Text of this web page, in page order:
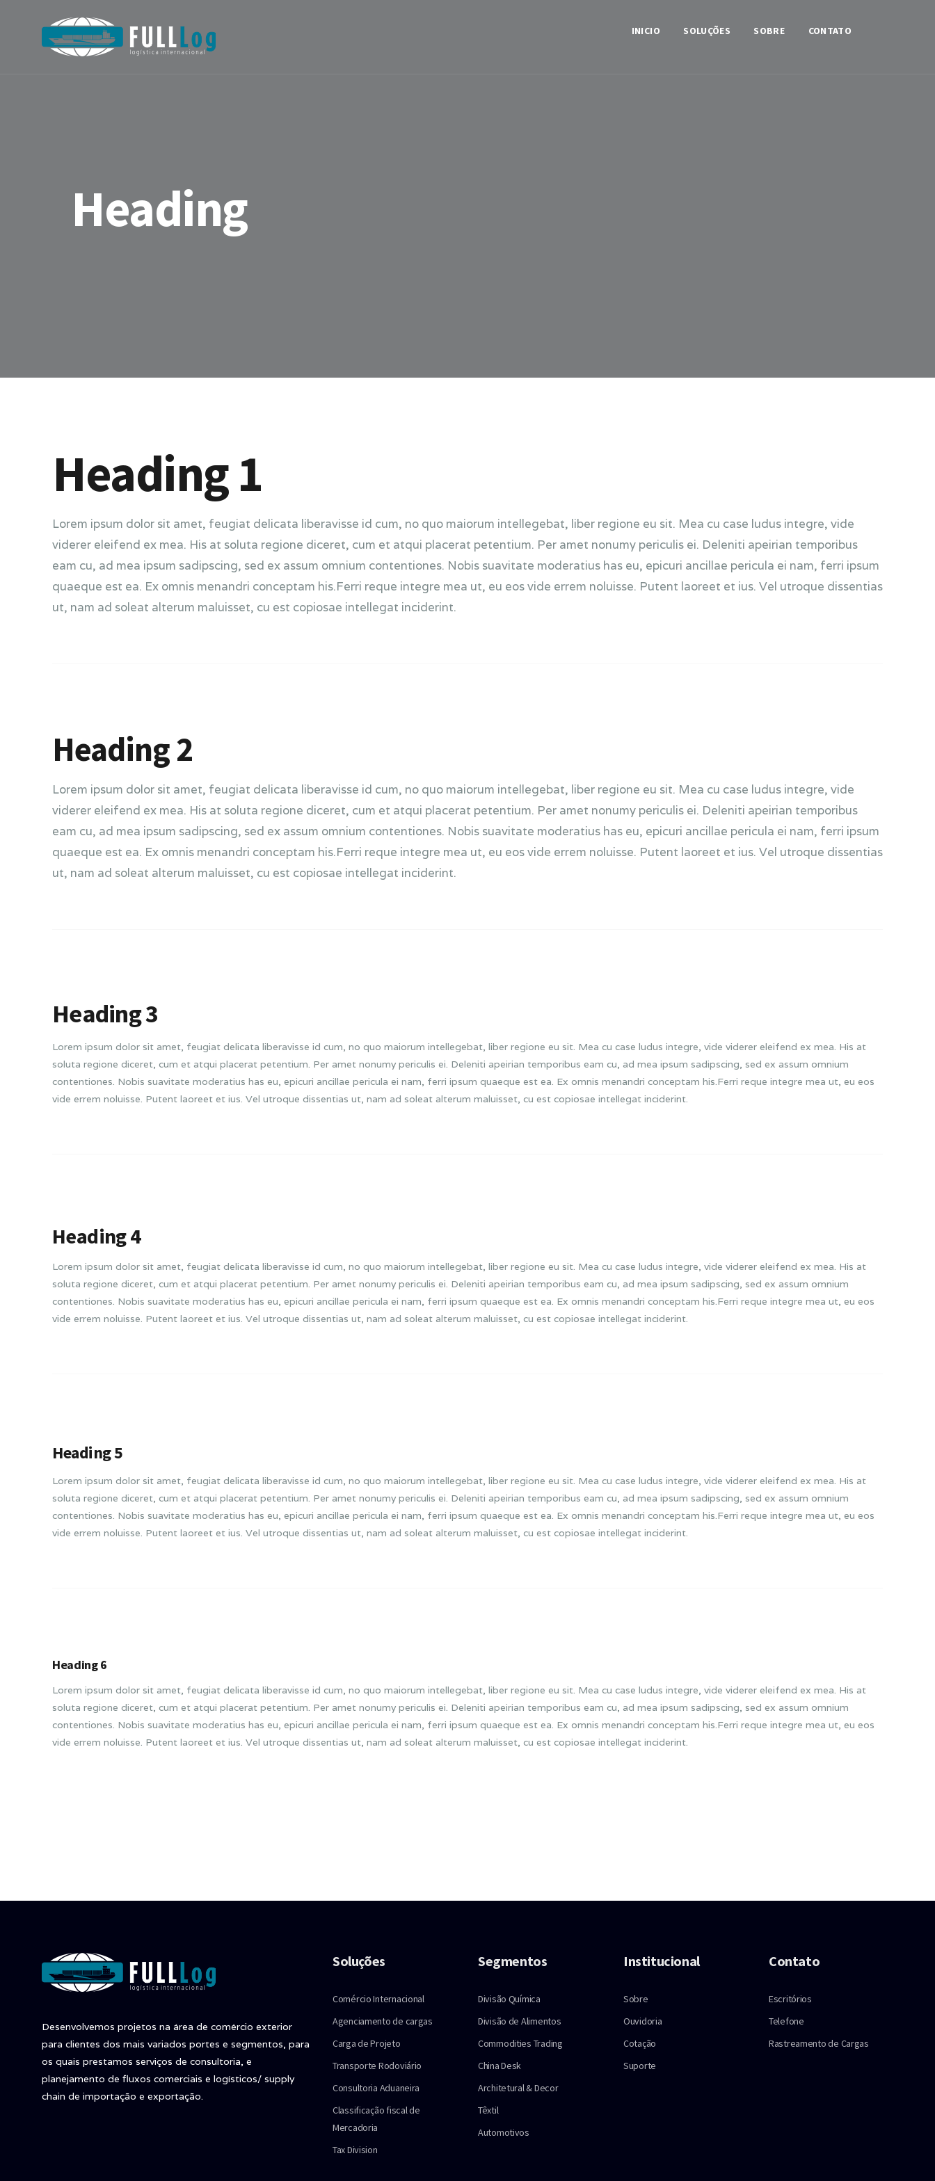
INICIO SOLUÇÕES SOBRE CONTATO
Heading
Heading 1
Lorem ipsum dolor sit amet, feugiat delicata liberavisse id cum, no quo maiorum intellegebat, liber regione eu sit. Mea cu case ludus integre, vide
viderer eleifend ex mea. His at soluta regione diceret, cum et atqui placerat petentium. Per amet nonumy periculis ei. Deleniti apeirian temporibus
eam cu, ad mea ipsum sadipscing, sed ex assum omnium contentiones. Nobis suavitate moderatius has eu, epicuri ancillae pericula ei nam, ferri ipsum
quaeque est ea. Ex omnis menandri conceptam his.Ferri reque integre mea ut, eu eos vide errem noluisse. Putent laoreet et ius. Vel utroque dissentias
ut, nam ad soleat alterum maluisset, cu est copiosae intellegat inciderint.
Heading 2
Lorem ipsum dolor sit amet, feugiat delicata liberavisse id cum, no quo maiorum intellegebat, liber regione eu sit. Mea cu case ludus integre, vide
viderer eleifend ex mea. His at soluta regione diceret, cum et atqui placerat petentium. Per amet nonumy periculis ei. Deleniti apeirian temporibus
eam cu, ad mea ipsum sadipscing, sed ex assum omnium contentiones. Nobis suavitate moderatius has eu, epicuri ancillae pericula ei nam, ferri ipsum
quaeque est ea. Ex omnis menandri conceptam his.Ferri reque integre mea ut, eu eos vide errem noluisse. Putent laoreet et ius. Vel utroque dissentias
ut, nam ad soleat alterum maluisset, cu est copiosae intellegat inciderint.
Heading 3
Lorem ipsum dolor sit amet, feugiat delicata liberavisse id cum, no quo maiorum intellegebat, liber regione eu sit. Mea cu case ludus integre, vide viderer eleifend ex mea. His at
soluta regione diceret, cum et atqui placerat petentium. Per amet nonumy periculis ei. Deleniti apeirian temporibus eam cu, ad mea ipsum sadipscing, sed ex assum omnium
contentiones. Nobis suavitate moderatius has eu, epicuri ancillae pericula ei nam, ferri ipsum quaeque est ea. Ex omnis menandri conceptam his.Ferri reque integre mea ut, eu eos
vide errem noluisse. Putent laoreet et ius. Vel utroque dissentias ut, nam ad soleat alterum maluisset, cu est copiosae intellegat inciderint.
Heading 4
Lorem ipsum dolor sit amet, feugiat delicata liberavisse id cum, no quo maiorum intellegebat, liber regione eu sit. Mea cu case ludus integre, vide viderer eleifend ex mea. His at
soluta regione diceret, cum et atqui placerat petentium. Per amet nonumy periculis ei. Deleniti apeirian temporibus eam cu, ad mea ipsum sadipscing, sed ex assum omnium
contentiones. Nobis suavitate moderatius has eu, epicuri ancillae pericula ei nam, ferri ipsum quaeque est ea. Ex omnis menandri conceptam his.Ferri reque integre mea ut, eu eos
vide errem noluisse. Putent laoreet et ius. Vel utroque dissentias ut, nam ad soleat alterum maluisset, cu est copiosae intellegat inciderint.
Heading 5
Lorem ipsum dolor sit amet, feugiat delicata liberavisse id cum, no quo maiorum intellegebat, liber regione eu sit. Mea cu case ludus integre, vide viderer eleifend ex mea. His at
soluta regione diceret, cum et atqui placerat petentium. Per amet nonumy periculis ei. Deleniti apeirian temporibus eam cu, ad mea ipsum sadipscing, sed ex assum omnium
contentiones. Nobis suavitate moderatius has eu, epicuri ancillae pericula ei nam, ferri ipsum quaeque est ea. Ex omnis menandri conceptam his.Ferri reque integre mea ut, eu eos
vide errem noluisse. Putent laoreet et ius. Vel utroque dissentias ut, nam ad soleat alterum maluisset, cu est copiosae intellegat inciderint.
Heading 6
Lorem ipsum dolor sit amet, feugiat delicata liberavisse id cum, no quo maiorum intellegebat, liber regione eu sit. Mea cu case ludus integre, vide viderer eleifend ex mea. His at
soluta regione diceret, cum et atqui placerat petentium. Per amet nonumy periculis ei. Deleniti apeirian temporibus eam cu, ad mea ipsum sadipscing, sed ex assum omnium
contentiones. Nobis suavitate moderatius has eu, epicuri ancillae pericula ei nam, ferri ipsum quaeque est ea. Ex omnis menandri conceptam his.Ferri reque integre mea ut, eu eos
vide errem noluisse. Putent laoreet et ius. Vel utroque dissentias ut, nam ad soleat alterum maluisset, cu est copiosae intellegat inciderint.
Desenvolvemos projetos na área de comércio exterior
para clientes dos mais variados portes e segmentos, para
os quais prestamos serviços de consultoria, e
planejamento de fluxos comerciais e logísticos/ supply
chain de importação e exportação.
Soluções
Comércio Internacional
Agenciamento de cargas
Carga de Projeto
Transporte Rodoviário
Consultoria Aduaneira
Classificação fiscal de
Mercadoria
Tax Division
Segmentos
Divisão Química
Divisão de Alimentos
Commodities Trading
China Desk
Architetural & Decor
Têxtil
Automotivos
Institucional
Sobre
Ouvidoria
Cotação
Suporte
Contato
Escritórios
Telefone
Rastreamento de Cargas